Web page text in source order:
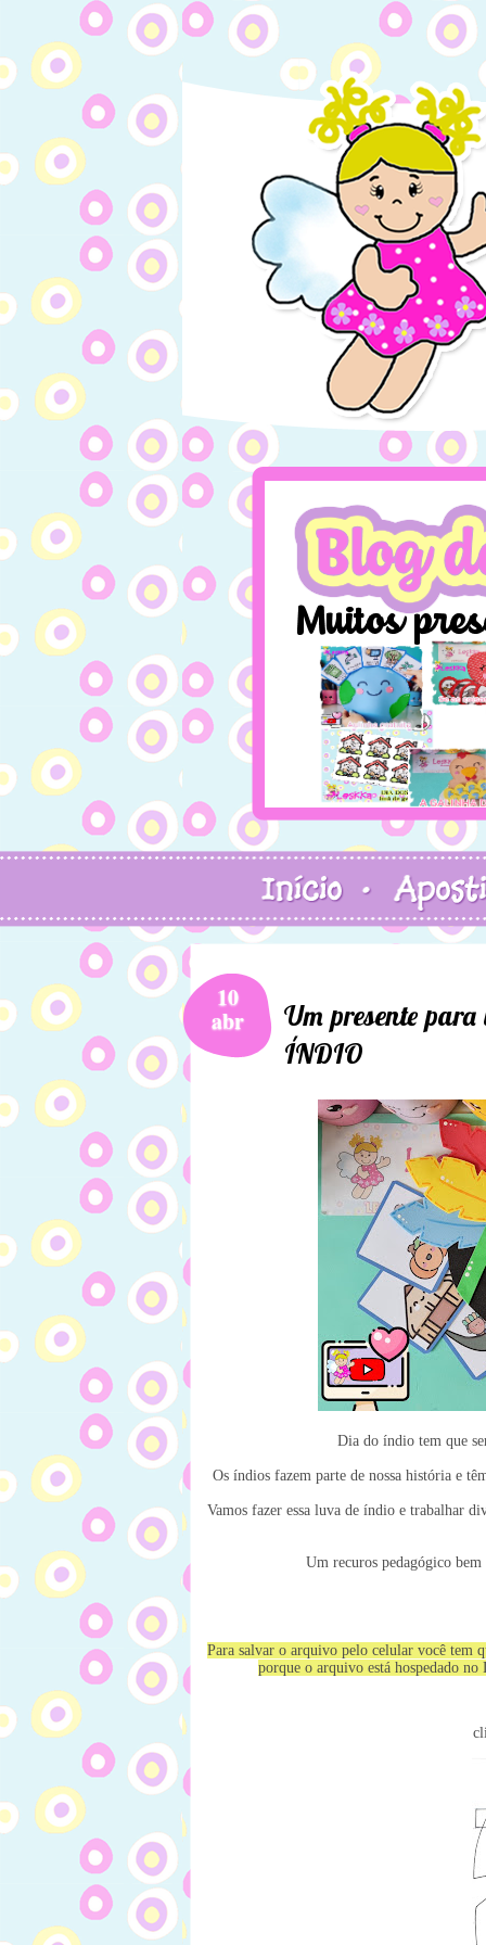
10
abr
Um presente
ÍNDIO
Dia do índio tem que
Os índios fazem parte de nossa história e
Vamos fazer essa luva de índio e trabalhar
Um recuros pedagógico
Para salvar o arquivo pelo celular você
porque o arquivo está hospedado